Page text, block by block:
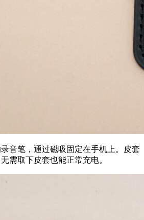
音笔，通过磁吸固定在手机上。皮套
需取下皮套也能正常充电。